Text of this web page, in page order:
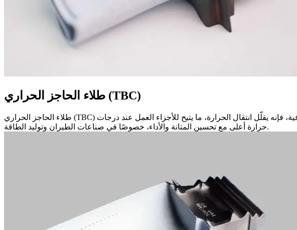
طلاء الحاجز الحراري (TBC)
طلاء الحاجز الحراري (TBC) هو طبقة واقية تُطبَّق على المكوّنات المعرّضة لحرارة شديدة مثل شفرات التوربين. وبما أنه مصنوع من مواد خزفية، فإنه يقلّل انتقال الحرارة، ما يتيح للأجزاء العمل عند درجات
حرارة أعلى مع تحسين المتانة والأداء، خصوصًا في صناعات الطيران وتوليد الطاقة.